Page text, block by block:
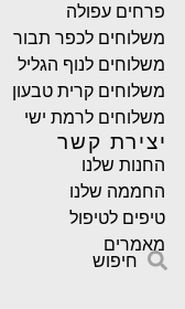
פרחים עפולה
משלוחים לכפר תבור
משלוחים לנוף הגליל
משלוחים קרית טבעון
משלוחים לרמת ישי
יצירת קשר
החנות שלנו
החממה שלנו
טיפים לטיפול
מאמרים
חיפוש